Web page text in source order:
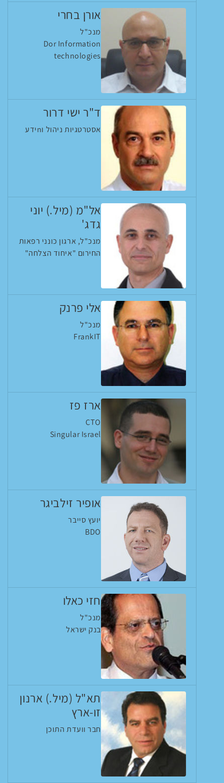
אורן בחרי
מנכ"ל
Dor Information
technologies
ד"ר ישי דרור
אסטרטגיות ניהול וnידע
אל"מ (מיל.) יוני
גדג'
מנכ"ל, ארגון כונני רפאות
החירום "איחוד הצלחה"
אלי פרנק
מנכ"ל
FrankIT
ארז פז
CTO
Singular Israel
אופיר זילביגר
יועץ סייבר
BDO
חזי כאלו
מנכ"ל
בנק ישראל
תא"ל (מיל.) ארנון
זו-ארץ
חבר וועדת התוכן